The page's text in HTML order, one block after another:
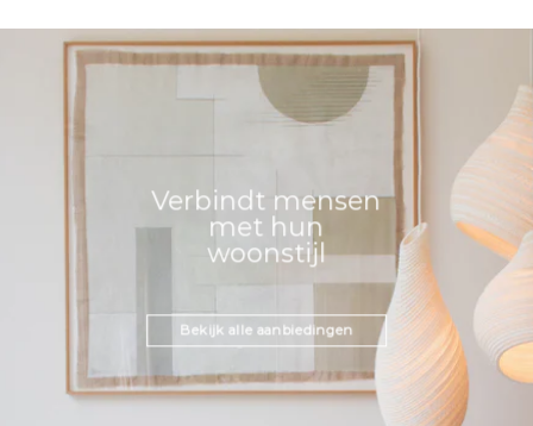
Verbindt mensen
met hun
woonstijl
Bekijk alle aanbiedingen